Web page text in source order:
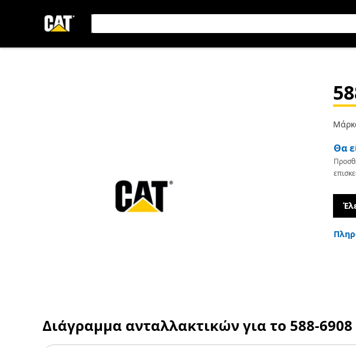
Θα
Διάγραμμα ανταλλακτικών για το 588-6908